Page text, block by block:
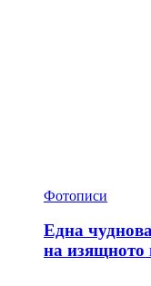
Фотописи
Една
на изящното